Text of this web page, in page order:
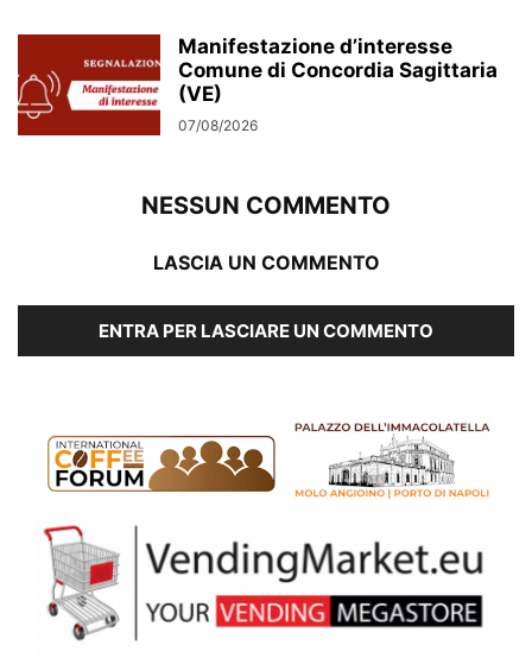
Manifestazione d’interesse
Comune di Concordia Sagittaria
(VE)
07/08/2026
NESSUN COMMENTO
LASCIA UN COMMENTO
ENTRA PER LASCIARE UN COMMENTO